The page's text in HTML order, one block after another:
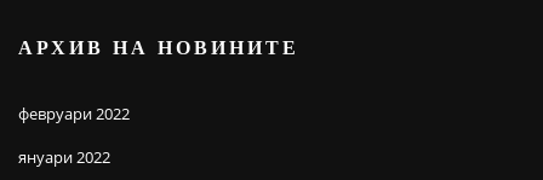
АРХИВ НА НОВИНИТЕ
февруари 2022
януари 2022